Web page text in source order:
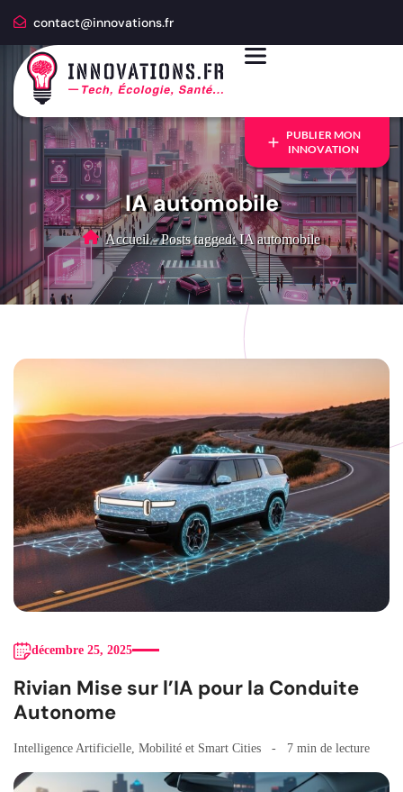
contact@innovations.fr
PUBLIER MON
INNOVATION
IA automobile
Accueil - Posts tagged: IA automobile
décembre 25, 2025
Rivian Mise sur l’IA pour la Conduite
Autonome
Intelligence Artificielle Mobilité et Smart Cities 7 min de lecture